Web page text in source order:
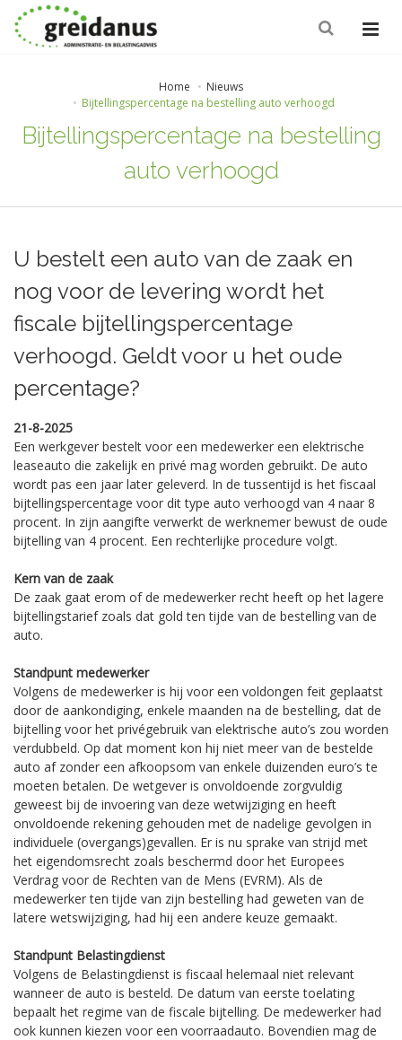
Home
Nieuws
Bijtellingspercentage na bestelling auto verhoogd
Bijtellingspercentage na bestelling
auto verhoogd
U bestelt een auto van de zaak en
nog voor de levering wordt het
fiscale bijtellingspercentage
verhoogd. Geldt voor u het oude
percentage?
21-8-2025
Een werkgever bestelt voor een medewerker een elektrische
leaseauto die zakelijk en privé mag worden gebruikt. De auto
wordt pas een jaar later geleverd. In de tussentijd is het fiscaal
bijtellingspercentage voor dit type auto verhoogd van 4 naar 8
procent. In zijn aangifte verwerkt de werknemer bewust de oude
bijtelling van 4 procent. Een rechterlijke procedure volgt.
Kern van de zaak
De zaak gaat erom of de medewerker recht heeft op het lagere
bijtellingstarief zoals dat gold ten tijde van de bestelling van de
auto.
Standpunt medewerker
Volgens de medewerker is hij voor een voldongen feit geplaatst
door de aankondiging, enkele maanden na de bestelling, dat de
bijtelling voor het privégebruik van elektrische auto’s zou worden
verdubbeld. Op dat moment kon hij niet meer van de bestelde
auto af zonder een afkoopsom van enkele duizenden euro’s te
moeten betalen. De wetgever is onvoldoende zorgvuldig
geweest bij de invoering van deze wetwijziging en heeft
onvoldoende rekening gehouden met de nadelige gevolgen in
individuele (overgangs)gevallen. Er is nu sprake van strijd met
het eigendomsrecht zoals beschermd door het Europees
Verdrag voor de Rechten van de Mens (EVRM). Als de
medewerker ten tijde van zijn bestelling had geweten van de
latere wetswijziging, had hij een andere keuze gemaakt.
Standpunt Belastingdienst
Volgens de Belastingdienst is fiscaal helemaal niet relevant
wanneer de auto is besteld. De datum van eerste toelating
bepaalt het regime van de fiscale bijtelling. De medewerker had
ook kunnen kiezen voor een voorraadauto. Bovendien mag de